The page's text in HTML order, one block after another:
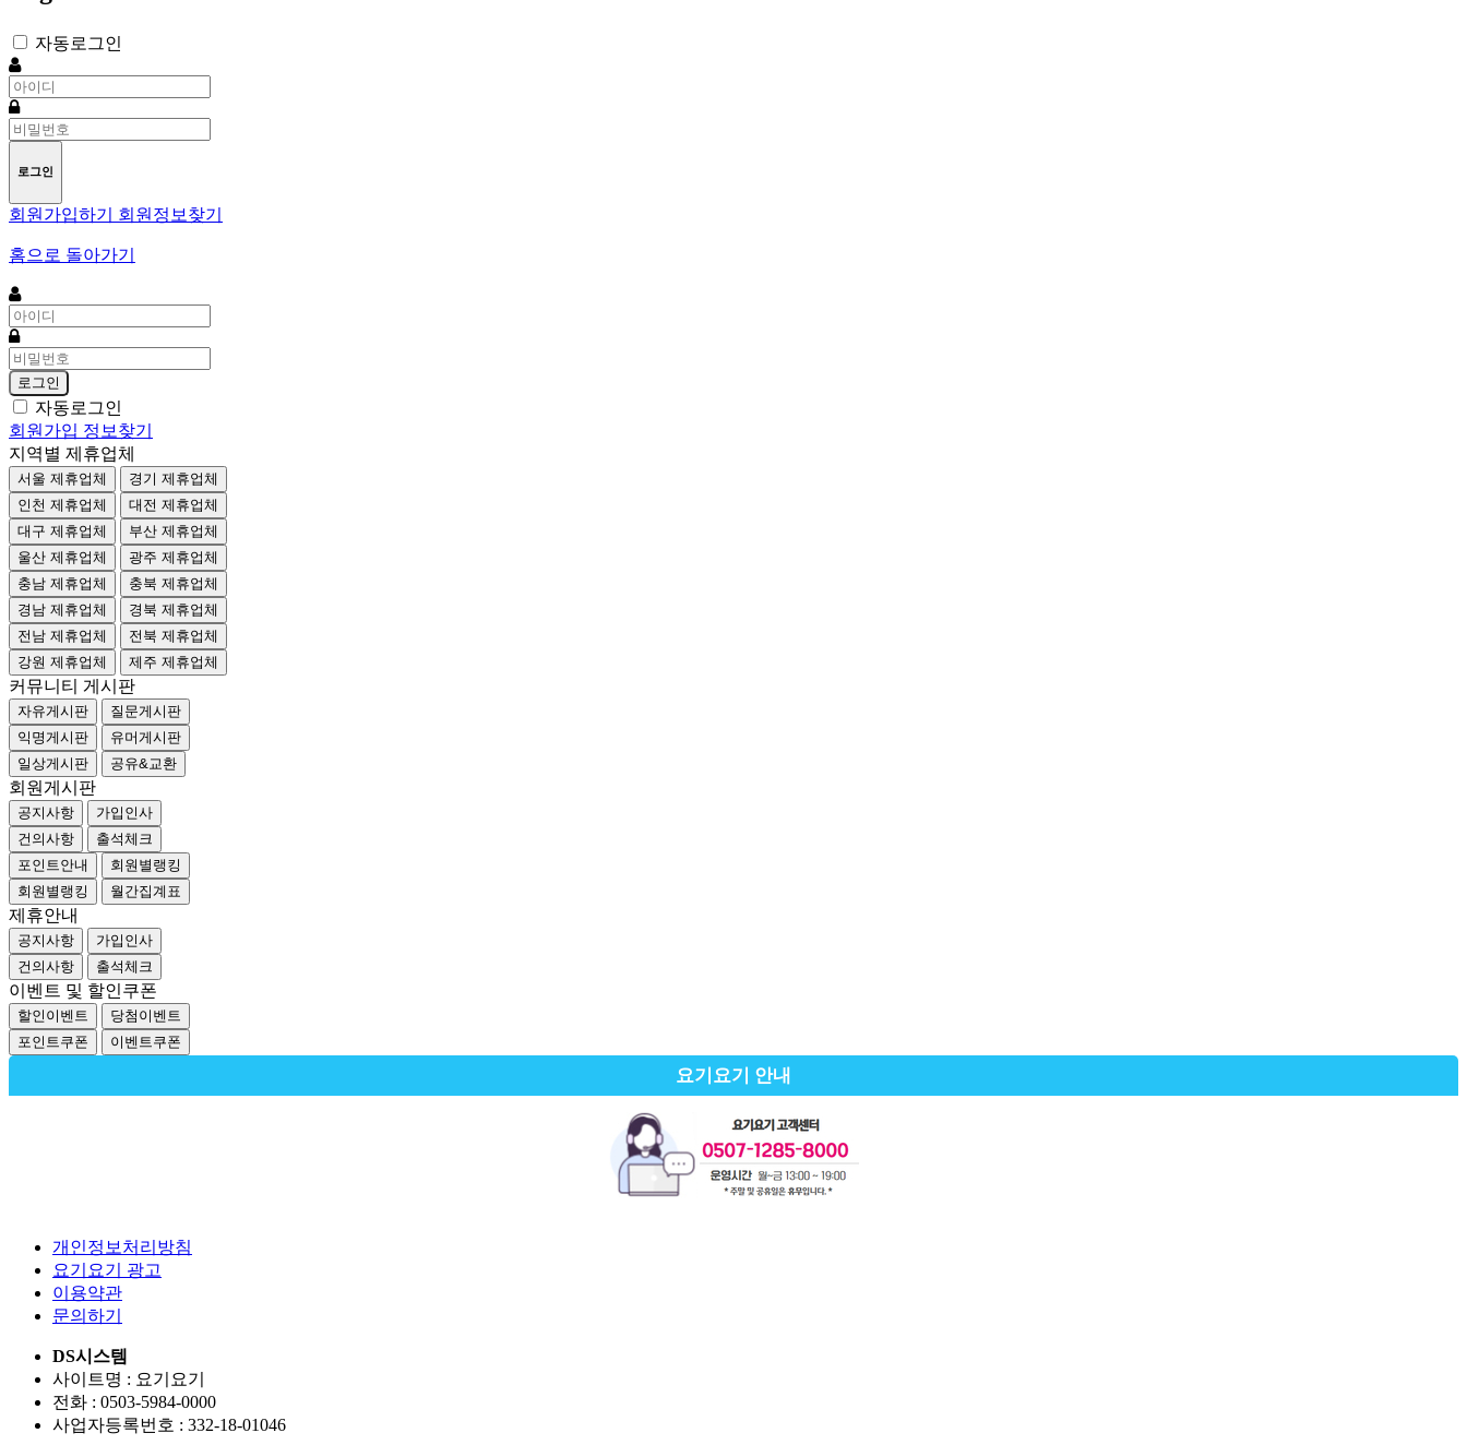
자동로그인
아
이
디
필
비
밀
호
필
수
로그인
회원가입하기 회원정보찾기
홈으로 돌아가기
아
이
디
필
수
비
밀
번
호
필
수
로그인
자동로그인
회원가입 정보찾기
지역별 제휴업체
서울 제휴업체
경기 제휴업체
인천 제휴업체
대전 제휴업체
대구 제휴업체
부산 제휴업체
울산 제휴업체
광주 제휴업체
충남 제휴업체
충북 제휴업체
경남 제휴업체
경북 제휴업체
전남 제휴업체
전북 제휴업체
강원 제휴업체
제주 제휴업체
커뮤니티 게시판
자유게시판
질문게시판
익명게시판
유머게시판
일상게시판
공유&교환
회원게시판
공지사항
가입인사
건의사항
출석체크
포인트안내
회원별랭킹
회원별랭킹
월간집계표
제휴안내
공지사항
가입인사
건의사항
출석체크
이벤트 및 할인쿠폰
할인이벤트
당첨이벤트
포인트쿠폰
이벤트쿠폰
요기요기 안내
개인정보처리방침
요기요기 광고
이용약관
문의하기
DS시스템
사이트명 : 요기요기
전화 : 0503-5984-0000
사업자등록번호 : 332-18-01046